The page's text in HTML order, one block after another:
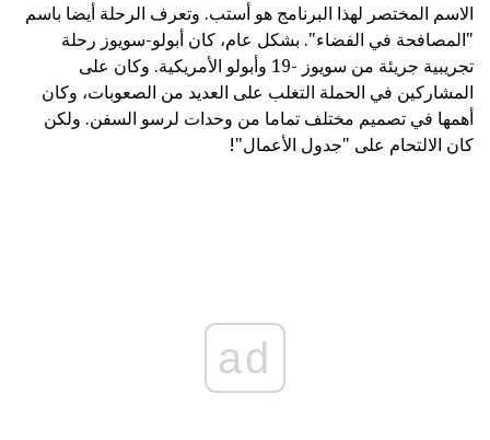
الاسم المختصر لهذا البرنامج هو أستب. وتعرف الرحلة أيضا باسم
"المصافحة في الفضاء". بشكل عام، كان أبولو-سويوز رحلة
تجريبية جريئة من سويوز -19 وأبولو الأمريكية. وكان على
المشاركين في الحملة التغلب على العديد من الصعوبات، وكان
أهمها في تصميم مختلف تماما من وحدات لرسو السفن. ولكن
كان الالتحام على "جدول الأعمال"!
ad